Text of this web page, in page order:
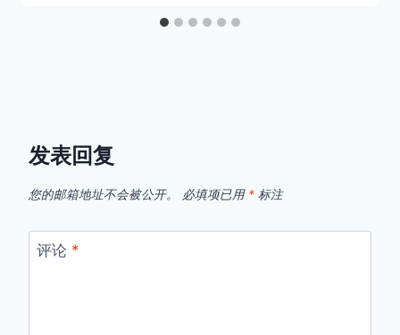
发表回复
您的邮箱地址不会被公开。 必填项已用 * 标注
评论 *